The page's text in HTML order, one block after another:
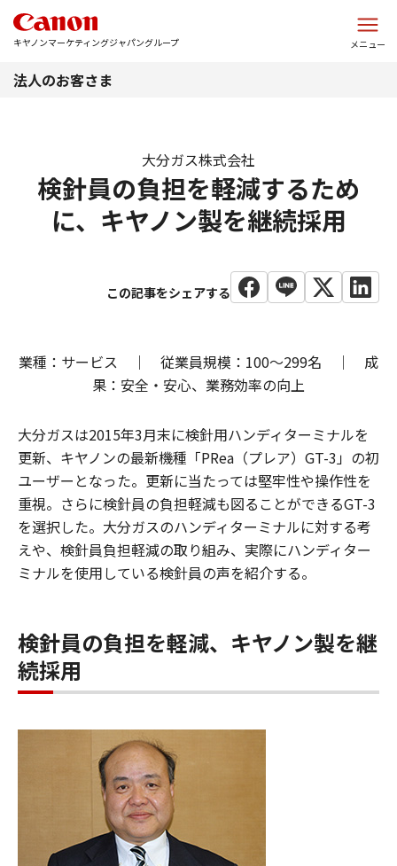
キヤノンマーケティングジャパングループ メニュー
法人のお客さま
検針員の負担を軽減するため
に、キヤノン製を継続採用
大分ガス株式会社
業種：サービス ｜ 従業員規模：100～299名 ｜ 成
果：安全・安心、業務効率の向上
大分ガスは2015年3月末に検針用ハンディターミナルを
更新、キヤノンの最新機種「PRea（プレア）GT-3」の初
ユーザーとなった。更新に当たっては堅牢性や操作性を
重視。さらに検針員の負担軽減も図ることができるGT-3
を選択した。大分ガスのハンディターミナルに対する考
えや、検針員負担軽減の取り組み、実際にハンディター
ミナルを使用している検針員の声を紹介する。
検針員の負担を軽減、キヤノン製を継
続採用